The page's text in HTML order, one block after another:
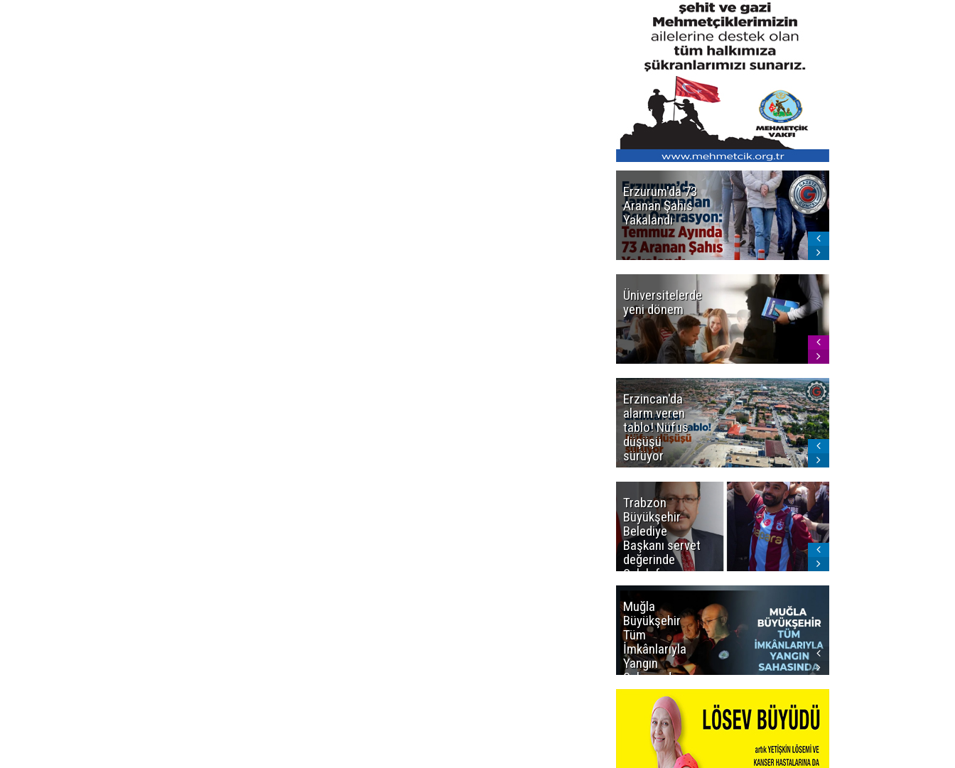
Erzurum'da 73
Aranan Şahıs
Yakalandı
Üniversitelerde
yeni dönem
Erzincan'da
alarm veren
tablo! Nüfus
düşüşü
sürüyor
Trabzon
Büyükşehir
Belediye
Başkanı servet
değerinde
Salah forması
aldı
Muğla
Büyükşehir
Tüm
İmkânlarıyla
Yangın
Sahasında